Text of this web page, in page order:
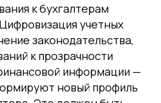
к бухгалтерам
учетных
законодательства,
к прозрачности
информации —
новый профиль